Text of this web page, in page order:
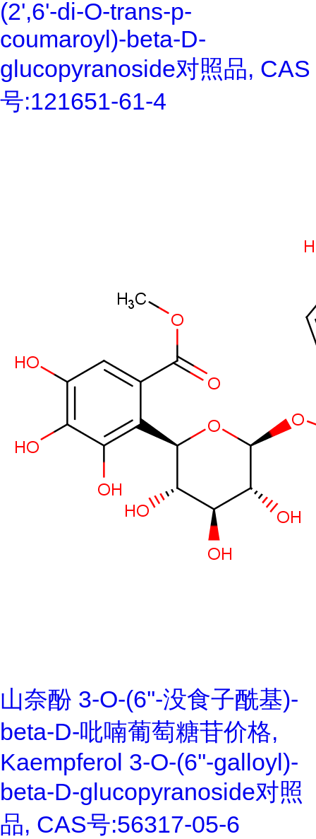
(2',6'-di-O-trans-p-
coumaroyl)-beta-D-
glucopyranoside对照品, CAS
号:121651-61-4
山奈酚 3-O-(6''-没食子酰基)-
beta-D-吡喃葡萄糖苷价格,
Kaempferol 3-O-(6''-galloyl)-
beta-D-glucopyranoside对照
品, CAS号:56317-05-6